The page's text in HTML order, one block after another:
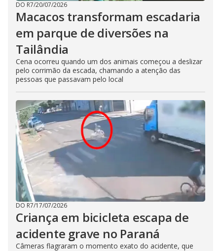
DO R7/20/07/2026
Macacos transformam escadaria
em parque de diversões na
Tailândia
Cena ocorreu quando um dos animais começou a deslizar
pelo corrimão da escada, chamando a atenção das
pessoas que passavam pelo local
DO R7/17/07/2026
Criança em bicicleta escapa de
acidente grave no Paraná
Câmeras flagraram o momento exato do acidente, que